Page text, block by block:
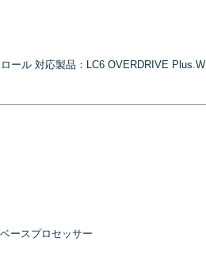
ール 対応製品：LC6 OVERDRIVE Plus.W
ースプロセッサー